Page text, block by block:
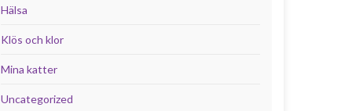
Hälsa
Klös och klor
Mina katter
Uncategorized